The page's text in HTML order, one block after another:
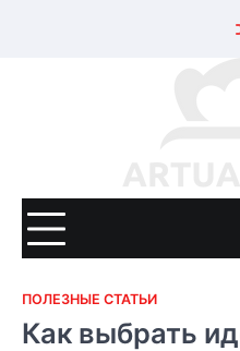
ПОЛЕЗНЫЕ СТАТЬИ
Как выбрать